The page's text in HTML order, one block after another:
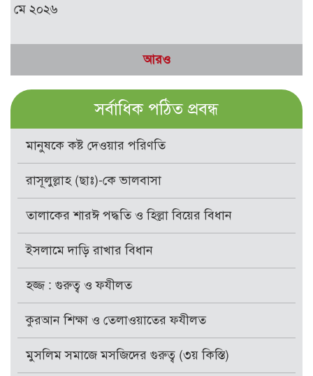
মে ২০২৬
আরও
সর্বাধিক পঠিত প্রবন্ধ
মানুষকে কষ্ট দেওয়ার পরিণতি
রাসূলুল্লাহ (ছাঃ)-কে ভালবাসা
তালাকের শারঈ পদ্ধতি ও হিল্লা বিয়ের বিধান
ইসলামে দাড়ি রাখার বিধান
হজ্জ : গুরুত্ব ও ফযীলত
কুরআন শিক্ষা ও তেলাওয়াতের ফযীলত
মুসলিম সমাজে মসজিদের গুরুত্ব (৩য় কিস্তি)